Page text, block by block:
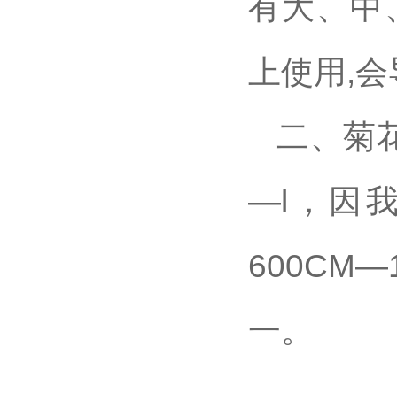
有大、中
上使用,
二、菊
—l，因
一。